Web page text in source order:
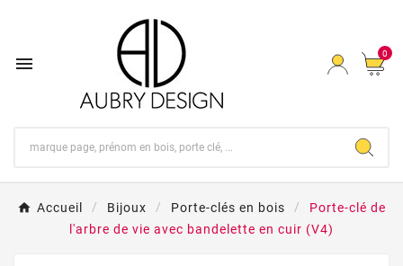
 0
Accueil Bijoux Porte-clés en bois
Porte-clé de
l'arbre de vie avec bandelette en cuir (V4)